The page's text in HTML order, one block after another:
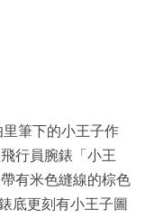
筆下的小王子作
行員腕錶「小王
有米色縫線的棕色
底更刻有小王子圖